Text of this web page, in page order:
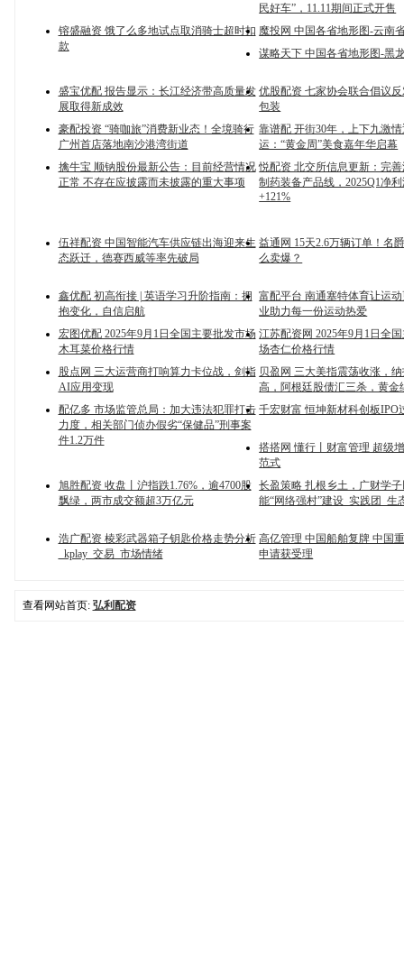
民好车”，11.11期间正式开售
镕盛融资 饿了么多地试点取消骑士超时扣
款
魔投网 中国各省地形图-云南
谋略天下 中国各省地形图-黑
盛宝优配 报告显示：长江经济带高质量发
展取得新成效
优股配资 七家协会联合倡议
包装
豪配投资 “骑咖旅”消费新业态！全境骑行
广州首店落地南沙港湾街道
靠谱配 开街30年，上下九激
运：“黄金周”美食嘉年华启幕
擒牛宝 顺钠股份最新公告：目前经营情况
正常 不存在应披露而未披露的重大事项
悦配资 北交所信息更新：完
制药装备产品线，2025Q1净
+121%
伍祥配资 中国智能汽车供应链出海迎来生
态跃迁，德赛西威等率先破局
益通网 15天2.6万辆订单！名
么卖爆？
鑫优配 初高衔接 | 英语学习升阶指南：拥
抱变化，自信启航
富配平台 南通塞特体育让运
业助力每一份运动热爱
宏图优配 2025年9月1日全国主要批发市场
木耳菜价格行情
江苏配资网 2025年9月1日全
场杏仁价格行情
股点网 三大运营商打响算力卡位战，剑指
AI应用变现
贝盈网 三大美指震荡收涨，
高，阿根廷股债汇三杀，黄金
配亿多 市场监管总局：加大违法犯罪打击
力度，相关部门侦办假劣“保健品”刑事案
件1.2万件
千宏财富 恒坤新材科创板IPO
搭搭网 懂行丨财富管理 超级
范式
旭胜配资 收盘丨沪指跌1.76%，逾4700股
飘绿，两市成交额超3万亿元
长盈策略 扎根乡土，广财学
能“网络强村”建设_实践团_生
浩广配资 棱彩武器箱子钥匙价格走势分析
_kplay_交易_市场情绪
高亿管理 中国船舶复牌 中国
申请获受理
查看网站首页: 弘利配资